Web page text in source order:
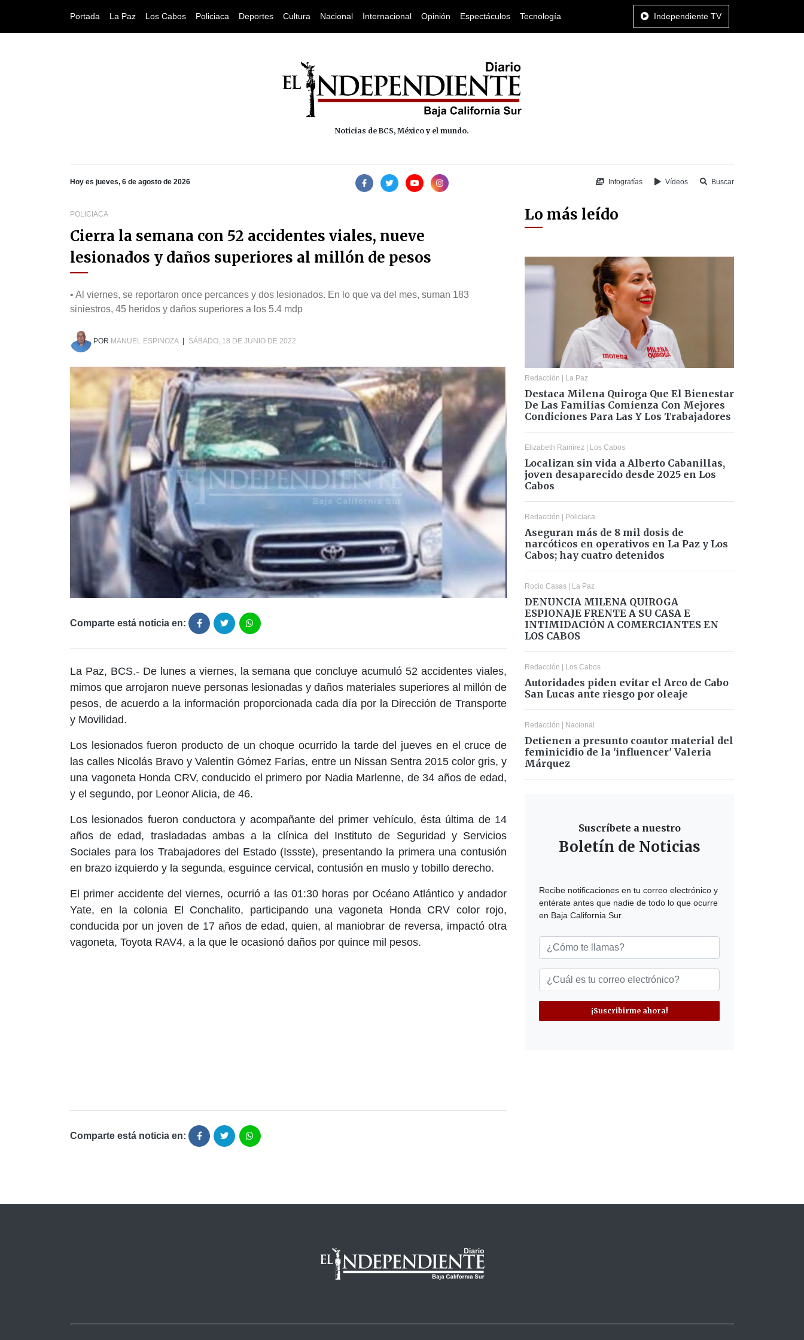
Portada La Paz Los Cabos Policiaca Deportes Cultura Nacional Internacional Opinión Espectáculos Tecnología Independiente TV
Noticias de BCS, México y el mundo.
Hoy es jueves, 6 de agosto de 2026 Infografías Vídeos Buscar
POLICIACA
Cierra la semana con 52 accidentes viales, nueve
lesionados y daños superiores al millón de pesos
• Al viernes, se reportaron once percances y dos lesionados. En lo que va del mes, suman 183
siniestros, 45 heridos y daños superiores a los 5.4 mdp
POR MANUEL ESPINOZA SÁBADO, 18 DE JUNIO DE 2022.
Comparte está noticia en:
La Paz, BCS.- De lunes a viernes, la semana que concluye acumuló 52 accidentes viales,
mimos que arrojaron nueve personas lesionadas y daños materiales superiores al millón de
pesos, de acuerdo a la información proporcionada cada día por la Dirección de Transporte
y Movilidad.
Los lesionados fueron producto de un choque ocurrido la tarde del jueves en el cruce de
las calles Nicolás Bravo y Valentín Gómez Farías, entre un Nissan Sentra 2015 color gris, y
una vagoneta Honda CRV, conducido el primero por Nadia Marlenne, de 34 años de edad,
y el segundo, por Leonor Alicia, de 46.
Los lesionados fueron conductora y acompañante del primer vehículo, ésta última de 14
años de edad, trasladadas ambas a la clínica del Instituto de Seguridad y Servicios
Sociales para los Trabajadores del Estado (Issste), presentando la primera una contusión
en brazo izquierdo y la segunda, esguince cervical, contusión en muslo y tobillo derecho.
El primer accidente del viernes, ocurrió a las 01:30 horas por Océano Atlántico y andador
Yate, en la colonia El Conchalito, participando una vagoneta Honda CRV color rojo,
conducida por un joven de 17 años de edad, quien, al maniobrar de reversa, impactó otra
vagoneta, Toyota RAV4, a la que le ocasionó daños por quince mil pesos.
Comparte está noticia en:
Lo más leído
Redacción | La Paz
Destaca Milena Quiroga Que El Bienestar
De Las Familias Comienza Con Mejores
Condiciones Para Las Y Los Trabajadores
Elizabeth Ramírez | Los Cabos
Localizan sin vida a Alberto Cabanillas,
joven desaparecido desde 2025 en Los
Cabos
Redacción | Policiaca
Aseguran más de 8 mil dosis de
narcóticos en operativos en La Paz y Los
Cabos; hay cuatro detenidos
Rocio Casas | La Paz
DENUNCIA MILENA QUIROGA
ESPIONAJE FRENTE A SU CASA E
INTIMIDACIÓN A COMERCIANTES EN
LOS CABOS
Redacción | Los Cabos
Autoridades piden evitar el Arco de Cabo
San Lucas ante riesgo por oleaje
Redacción | Nacional
Detienen a presunto coautor material del
feminicidio de la 'influencer' Valeria
Márquez
Suscríbete a nuestro
Boletín de Noticias
Recibe notificaciones en tu correo electrónico y
entérate antes que nadie de todo lo que ocurre
en Baja California Sur.
¡Suscribirme ahora!